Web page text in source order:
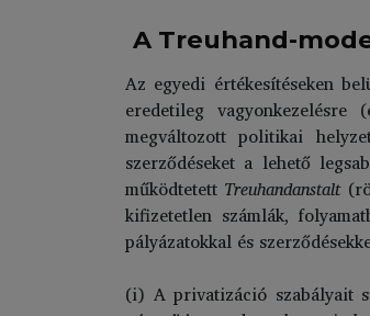
A Treuhand-
Az egyedi értékesítéseken
eredetileg
megváltozott politikai
szerződéseket a lehető
működtetett Treuhandanstalt
kifizetetlen számlák,
pályázatokkal és
(i) A privatizáció szabályait